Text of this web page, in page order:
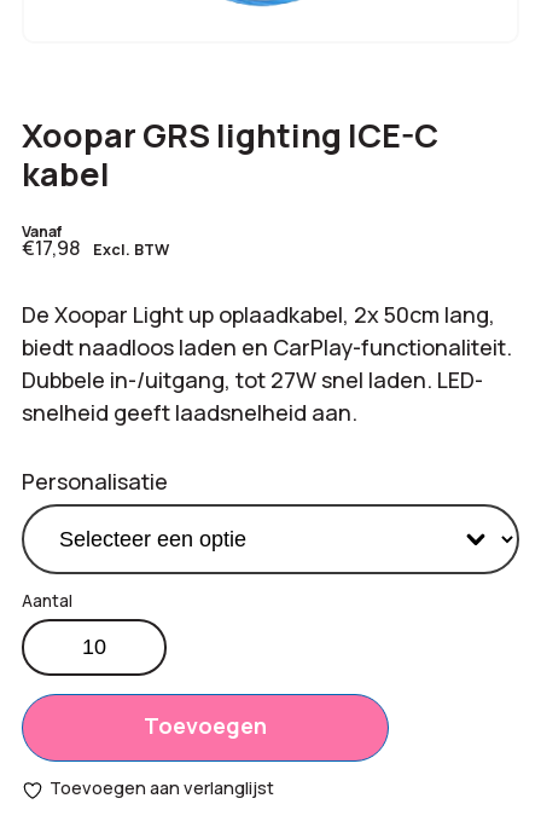
Xoopar GRS lighting ICE-C
kabel
Vanaf
€17,98 Excl. BTW
De Xoopar Light up oplaadkabel, 2x 50cm lang,
biedt naadloos laden en CarPlay-functionaliteit.
Dubbele in-/uitgang, tot 27W snel laden. LED-
snelheid geeft laadsnelheid aan.
Personalisatie
Productprijs:
Totaal
opties:
€0,00
Xoopar
GRS
lighting
ICE-
C
kabel
aantal
Toevoegen
Toevoegen aan verlanglijst